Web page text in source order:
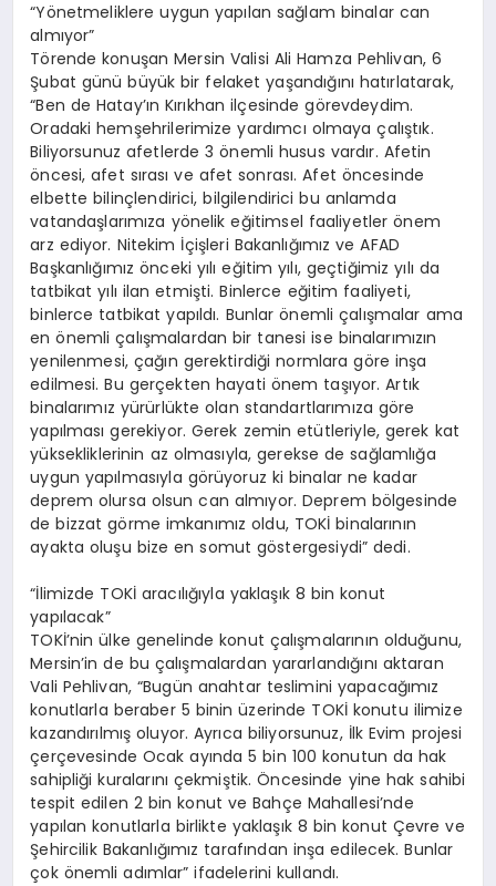
“Yönetmeliklere uygun yapılan sağlam binalar can
almıyor”
Törende konuşan Mersin Valisi Ali Hamza Pehlivan, 6
Şubat günü büyük bir felaket yaşandığını hatırlatarak,
“Ben de Hatay’ın Kırıkhan ilçesinde görevdeydim.
Oradaki hemşehrilerimize yardımcı olmaya çalıştık.
Biliyorsunuz afetlerde 3 önemli husus vardır. Afetin
öncesi, afet sırası ve afet sonrası. Afet öncesinde
elbette bilinçlendirici, bilgilendirici bu anlamda
vatandaşlarımıza yönelik eğitimsel faaliyetler önem
arz ediyor. Nitekim İçişleri Bakanlığımız ve AFAD
Başkanlığımız önceki yılı eğitim yılı, geçtiğimiz yılı da
tatbikat yılı ilan etmişti. Binlerce eğitim faaliyeti,
binlerce tatbikat yapıldı. Bunlar önemli çalışmalar ama
en önemli çalışmalardan bir tanesi ise binalarımızın
yenilenmesi, çağın gerektirdiği normlara göre inşa
edilmesi. Bu gerçekten hayati önem taşıyor. Artık
binalarımız yürürlükte olan standartlarımıza göre
yapılması gerekiyor. Gerek zemin etütleriyle, gerek kat
yüksekliklerinin az olmasıyla, gerekse de sağlamlığa
uygun yapılmasıyla görüyoruz ki binalar ne kadar
deprem olursa olsun can almıyor. Deprem bölgesinde
de bizzat görme imkanımız oldu, TOKİ binalarının
ayakta oluşu bize en somut göstergesiydi” dedi.
“İlimizde TOKİ aracılığıyla yaklaşık 8 bin konut
yapılacak”
TOKİ’nin ülke genelinde konut çalışmalarının olduğunu,
Mersin’in de bu çalışmalardan yararlandığını aktaran
Vali Pehlivan, “Bugün anahtar teslimini yapacağımız
konutlarla beraber 5 binin üzerinde TOKİ konutu ilimize
kazandırılmış oluyor. Ayrıca biliyorsunuz, İlk Evim projesi
çerçevesinde Ocak ayında 5 bin 100 konutun da hak
sahipliği kuralarını çekmiştik. Öncesinde yine hak sahibi
tespit edilen 2 bin konut ve Bahçe Mahallesi’nde
yapılan konutlarla birlikte yaklaşık 8 bin konut Çevre ve
Şehircilik Bakanlığımız tarafından inşa edilecek. Bunlar
çok önemli adımlar” ifadelerini kullandı.